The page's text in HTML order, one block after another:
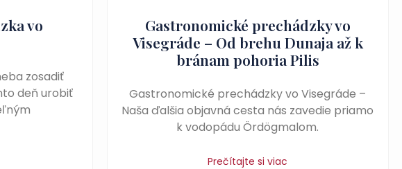
vo
zosadiť
deň urobiť
Gastronomické prechádzky vo
Visegráde – Od brehu Dunaja až k
bránam pohoria Pilis
Gastronomické prechádzky vo Visegráde –
Naša ďalšia objavná cesta nás zavedie priamo
k vodopádu Ördögmalom.
Prečítajte si viac